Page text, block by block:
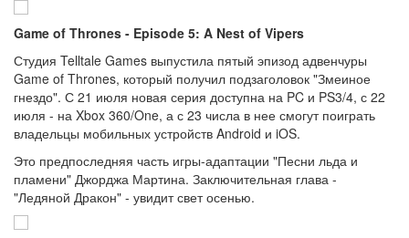
Game of Thrones - Episode 5: A Nest of Vipers
Студия Telltale Games выпустила пятый эпизод адвенчуры
Game of Thrones, который получил подзаголовок "Змеиное
гнездо". С 21 июля новая серия доступна на PC и PS3/4, с 22
июля - на Xbox 360/One, а с 23 числа в нее смогут поиграть
владельцы мобильных устройств Android и iOS.
Это предпоследняя часть игры-адаптации "Песни льда и
пламени" Джорджа Мартина. Заключительная глава -
"Ледяной Дракон" - увидит свет осенью.